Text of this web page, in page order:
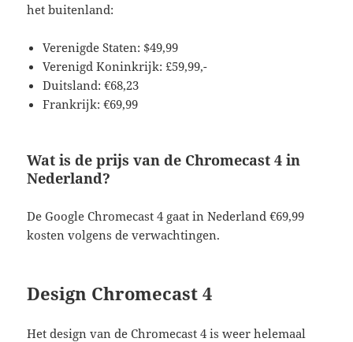
het buitenland:
Verenigde Staten: $49,99
Verenigd Koninkrijk: £59,99,-
Duitsland: €68,23
Frankrijk: €69,99
Wat is de prijs van de Chromecast 4 in
Nederland?
De Google Chromecast 4 gaat in Nederland €69,99
kosten volgens de verwachtingen.
Design Chromecast 4
Het design van de Chromecast 4 is weer helemaal